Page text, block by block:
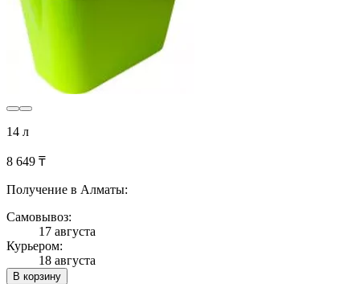
14 л
8 649 ₸
Получение в Алматы:
Самовывоз:
17 августа
Курьером:
18 августа
В корзину